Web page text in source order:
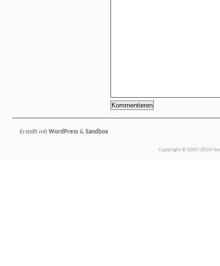
Erstellt mit WordPress & Sandbox
Copyright © 2007-2026